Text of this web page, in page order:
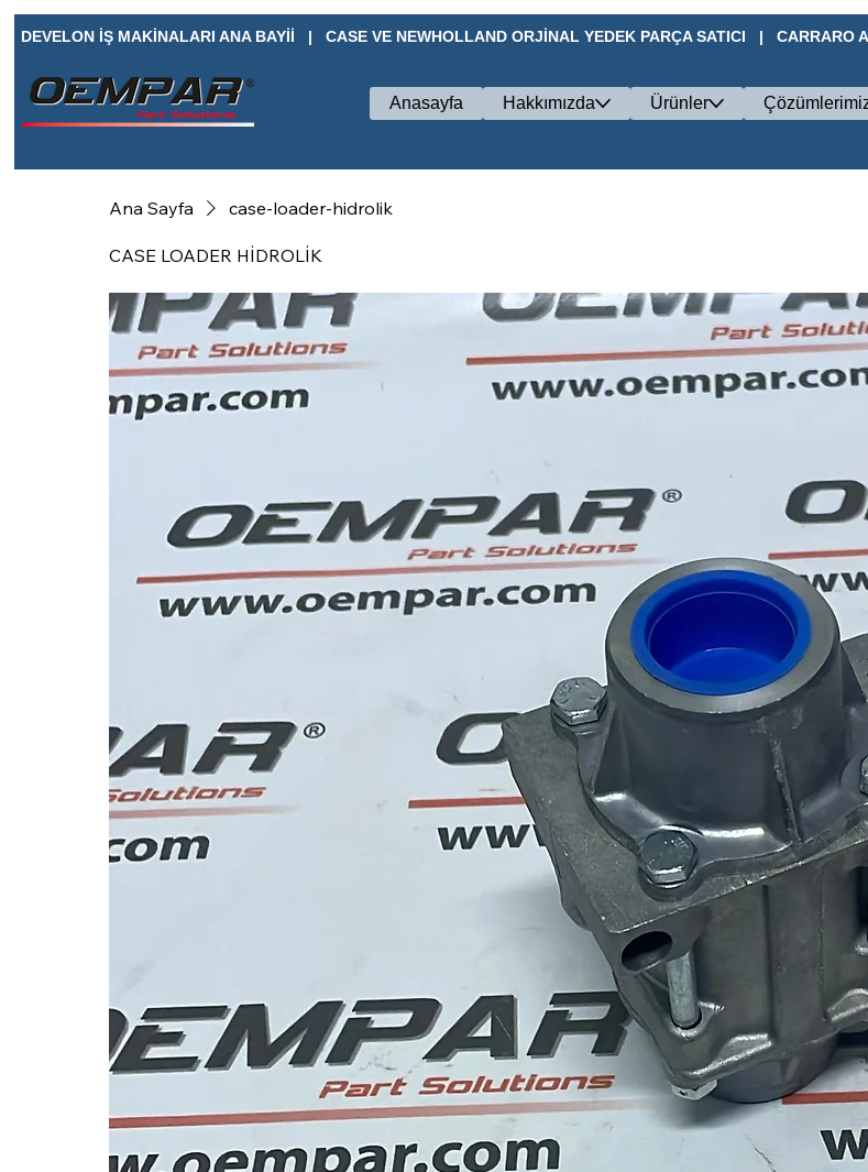
DEVELON İŞ MAKİNALARI ANA BAYİİ   |   CASE VE NEWHOLLAND ORJİNAL YEDEK PARÇA SATICI   |   CARRARO
Anasayfa Hakkımızda Ürünler
Ana Sayfa case-loader-hidrolik
CASE LOADER HİDROLİK